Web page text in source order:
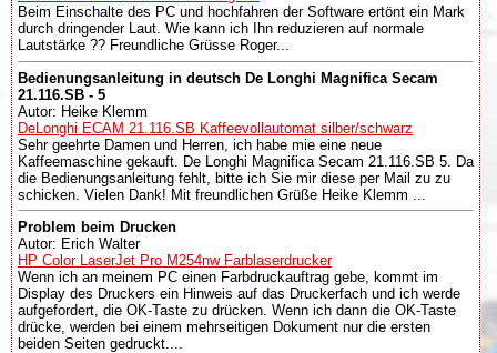
Beim Einschalte des PC und hochfahren der Software ertönt ein Mark
durch dringender Laut. Wie kann ich Ihn reduzieren auf normale
Lautstärke ?? Freundliche Grüsse Roger...
Bedienungsanleitung in deutsch De Longhi Magnifica Secam
21.116.SB - 5
Autor: Heike Klemm
DeLonghi ECAM 21.116.SB Kaffeevollautomat silber/schwarz
Sehr geehrte Damen und Herren, ich habe mie eine neue
Kaffeemaschine gekauft. De Longhi Magnifica Secam 21.116.SB 5. Da
die Bedienungsanleitung fehlt, bitte ich Sie mir diese per Mail zu zu
schicken. Vielen Dank! Mit freundlichen Grüße Heike Klemm ...
Problem beim Drucken
Autor: Erich Walter
HP Color LaserJet Pro M254nw Farblaserdrucker
Wenn ich an meinem PC einen Farbdruckauftrag gebe, kommt im
Display des Druckers ein Hinweis auf das Druckerfach und ich werde
aufgefordert, die OK-Taste zu drücken. Wenn ich dann die OK-Taste
drücke, werden bei einem mehrseitigen Dokument nur die ersten
beiden Seiten gedruckt....